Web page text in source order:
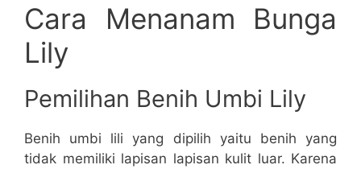
Cara Menanam Bunga
Lily
Pemilihan Benih Umbi Lily
Benih umbi lili yang dipilih yaitu benih yang
tidak memiliki lapisan lapisan kulit luar. Karena